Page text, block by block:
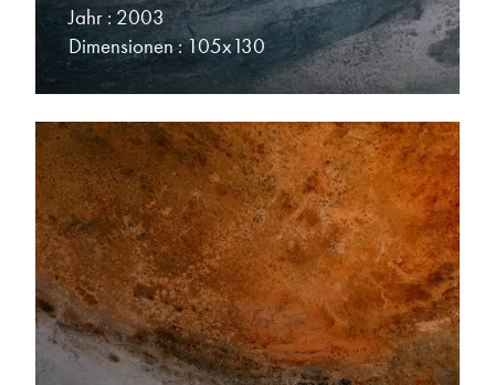
Jahr : 2003
Dimensionen : 105x130